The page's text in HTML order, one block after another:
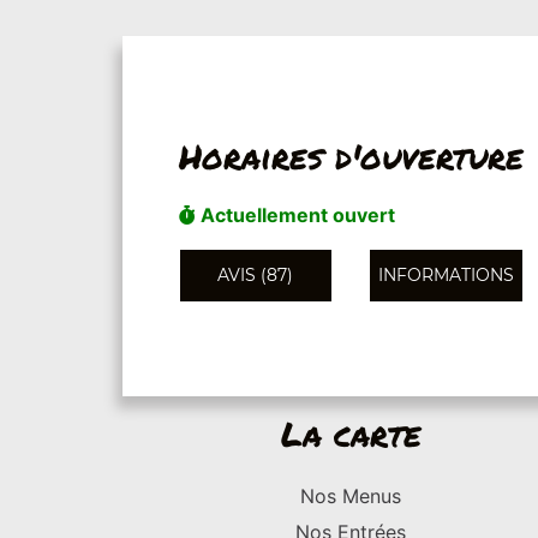
Horaires d'ouverture
Actuellement ouvert
AVIS (87) INFORMATIONS
La carte
Nos Menus
Nos Entrées